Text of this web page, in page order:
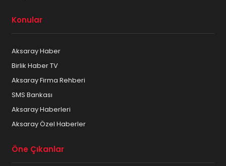
Konular
Aksaray Haber
Birlik Haber TV
Aksaray Firma Rehberi
SMS Bankası
Aksaray Haberleri
Aksaray Özel Haberler
Öne Çıkanlar